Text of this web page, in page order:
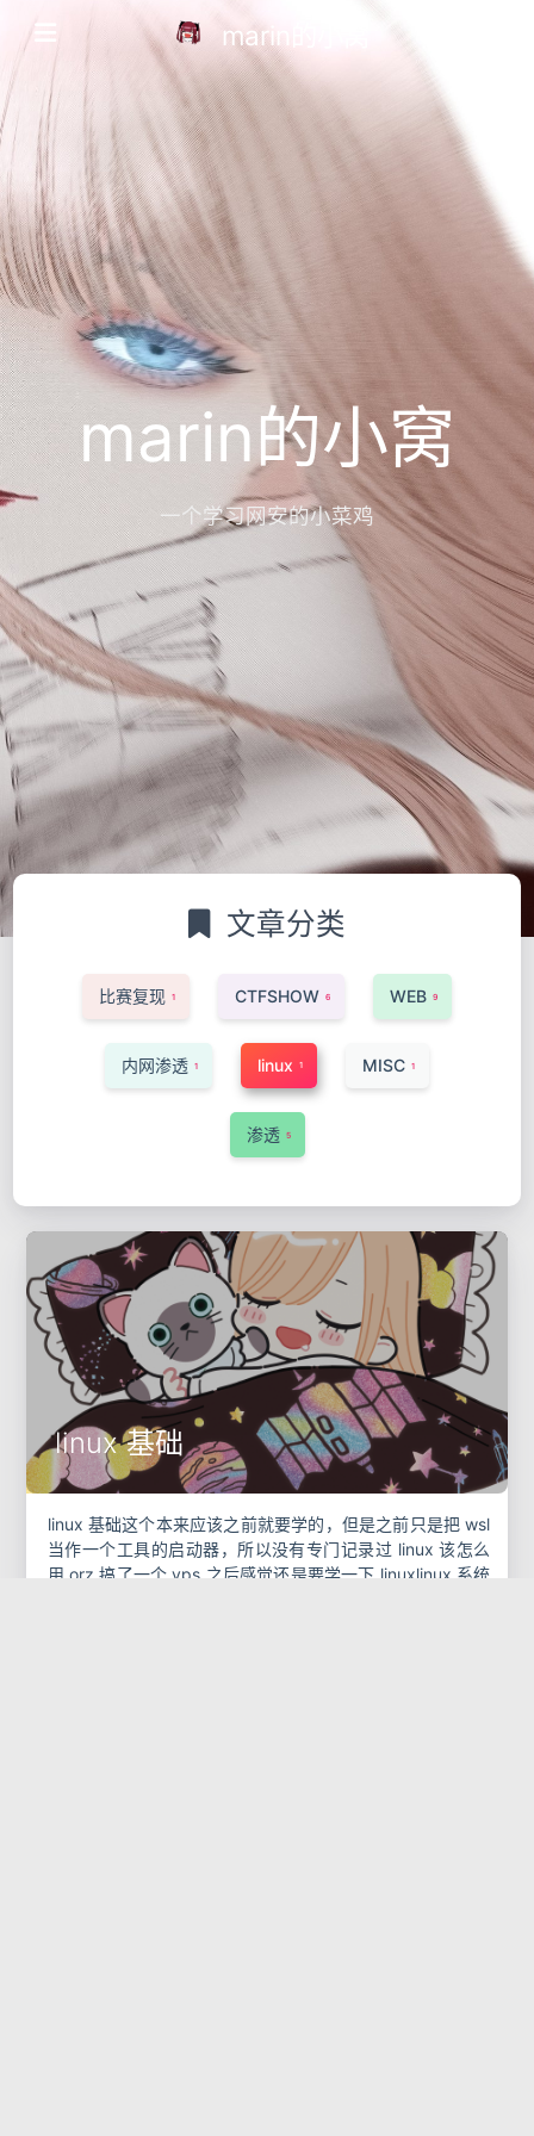
marin的小窝
marin的小窝
一个学习网安的小菜鸡
文章分类
比赛复现 1 CTFSHOW 6 WEB 9
内网渗透 1 linux 1 MISC 1
渗透 5
linux 基础
linux 基础这个本来应该之前就要学的，但是之前只是把 wsl
当作一个工具的启动器，所以没有专门记录过 linux 该怎么
用 orz 搞了一个 vps 之后感觉还是要学一下 linuxlinux 系统